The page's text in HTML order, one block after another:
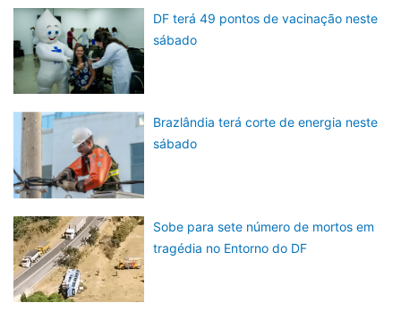
DF terá 49 pontos de vacinação neste
sábado
Brazlândia terá corte de energia neste
sábado
Sobe para sete número de mortos em
tragédia no Entorno do DF